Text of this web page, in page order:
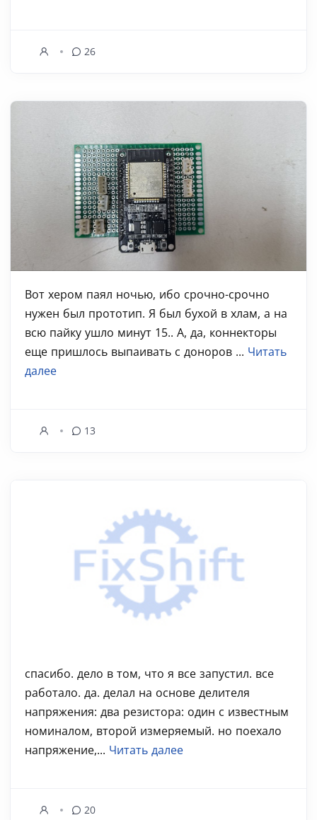
26
Вот хером паял ночью, ибо срочно-срочно
нужен был прототип. Я был бухой в хлам, а на
всю пайку ушло минут 15.. А, да, коннекторы
еще пришлось выпаивать с доноров ... Читать
далее
13
спасибо. дело в том, что я все запустил. все
работало. да. делал на основе делителя
напряжения: два резистора: один с известным
номиналом, второй измеряемый. но поехало
напряжение,... Читать далее
20